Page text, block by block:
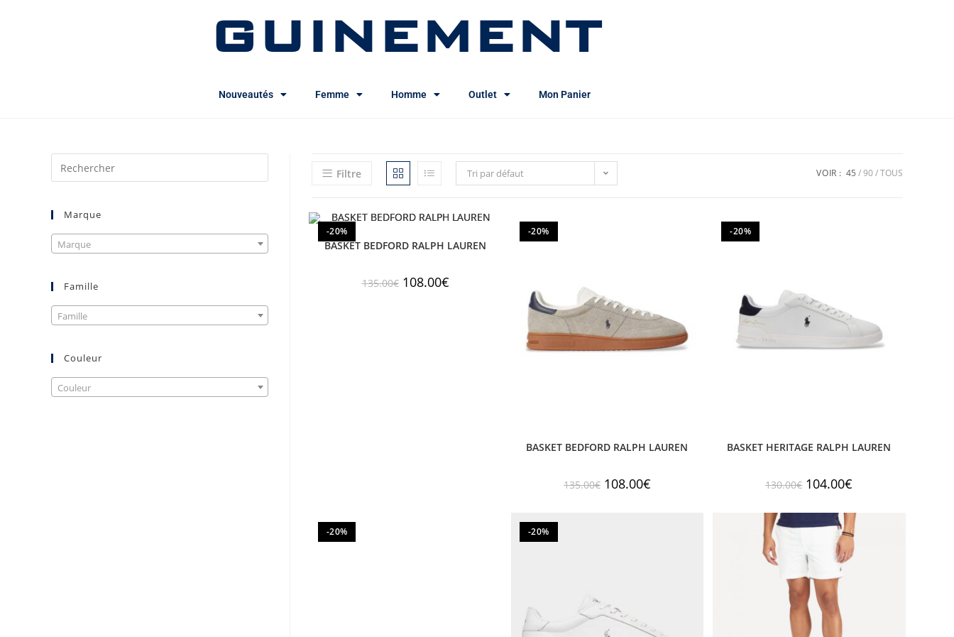
GUINEMENT
Nouveautés Femme Homme Outlet Mon Panier
Filtre Tri par défaut VOIR : 45 90 TOUS
-20%
BASKET BEDFORD RALPH LAUREN
135.00€ 108.00€
-20%
BASKET BEDFORD RALPH LAUREN
135.00€ 108.00€
-20%
BASKET HERITAGE RALPH LAUREN
130.00€ 104.00€
-20% -20%
Marque
Marque
Famille
Famille
Couleur
Couleur